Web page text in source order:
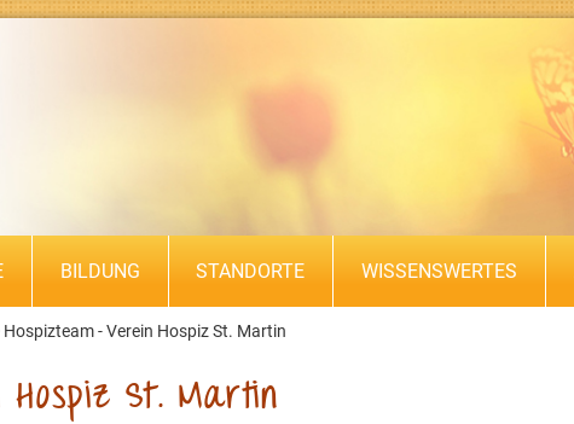
BILDUNG STANDORTE WISSENSWERTES
Hospizteam - Verein Hospiz St. Martin
Hospiz St. Martin